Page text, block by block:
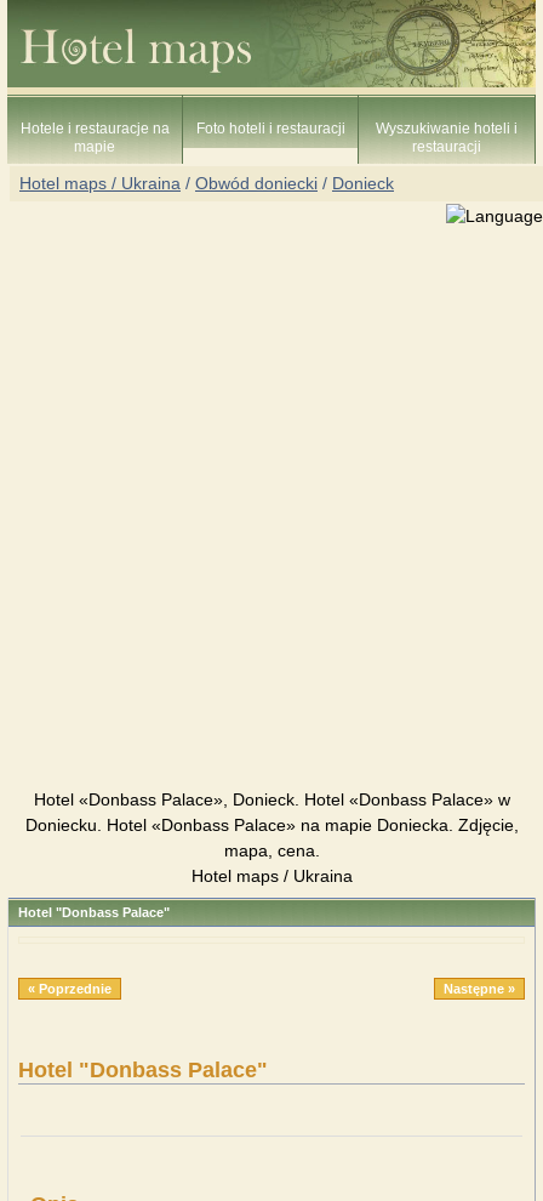
Hotele i restauracje na
mapie
Foto hoteli i restauracji
Wyszukiwanie hoteli i
restauracji
Hotel maps / Ukraina / Obwód doniecki / Donieck
Hotel «Donbass Palace», Donieck. Hotel «Donbass Palace» w
Doniecku. Hotel «Donbass Palace» na mapie Doniecka. Zdjęcie,
mapa, cena.
Hotel maps / Ukraina
Hotel "Donbass Palace"
« Poprzednie Następne »
Hotel "Donbass Palace"